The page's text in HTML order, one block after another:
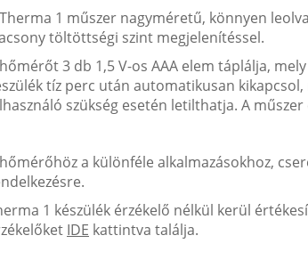
1 műszer nagyméretű, könnyen
töltöttségi szint megjelenítéssel.
3 db 1,5 V-os AAA elem táplálja,
tíz perc után automatikusan
szükség esetén letilthatja. A
a különféle alkalmazásokhoz,
1 készülék érzékelő nélkül kerül
IDE kattintva találja.